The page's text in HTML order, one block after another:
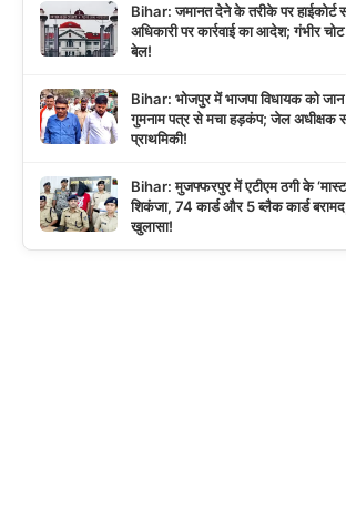
Bihar: जमानत देने के तरीके पर हाईकोर्ट
अधिकारी पर कार्रवाई का आदेश; गंभीर
बेल!
Bihar: भोजपुर में भाजपा विधायक को
गुमनाम पत्र से मचा हड़कंप; जेल अधीक्षक
प्राथमिकी!
Bihar: मुजफ्फरपुर में एटीएम ठगी के
शिकंजा, 74 कार्ड और 5 ब्लैक कार्ड
खुलासा!